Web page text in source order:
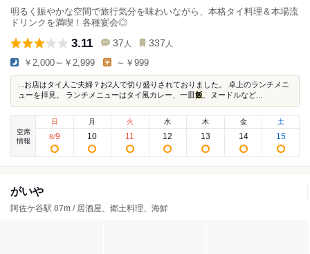
明るく賑やかな空間で旅行気分を味わいながら、本格タイ料理＆本場流
ドリンクを満喫！各種宴会◎
3.11 37 人 337 人
￥2,000～￥2,999 ～￥999
...お店はタイ人ご夫婦？お2人で切り盛りされておりました。 卓上のランチメニ
ューを拝見。 ランチメニューはタイ風カレー、一皿 飯 、ヌードルなど...
空席
情報
日
8/9
月
10
火
11
水
12
木
13
金
14
土
15
がいや
阿佐ケ谷駅 87m / 居酒屋、郷土料理、海鮮